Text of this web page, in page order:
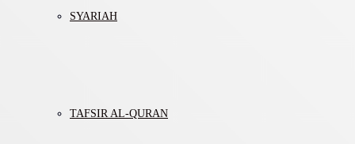
SYARIAH
TAFSIR AL-QURAN